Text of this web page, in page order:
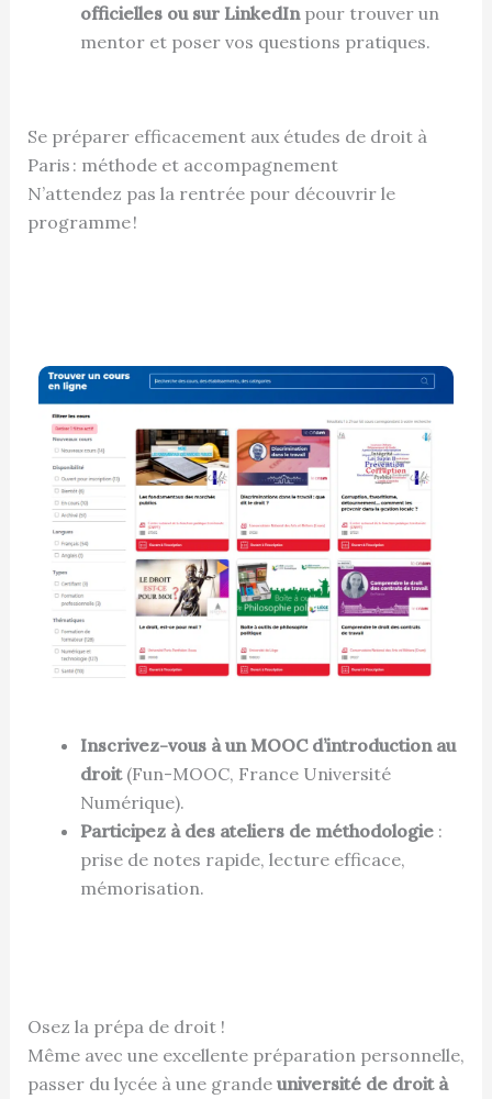
officielles ou sur LinkedInpour trouver un
mentor et poser vos questions pratiques.
Se préparer efficacement aux études de droit à
Paris : méthode et accompagnement
N’attendez pas la rentrée pour découvrir le
programme !
Inscrivez-vous à un MOOC d’introduction au
droit (Fun-MOOC, France Université
Numérique).
Participez à des ateliers de méthodologie:
prise de notes rapide, lecture efficace,
mémorisation.
Osez la prépa de droit !
Même avec une excellente préparation personnelle,
passer du lycée à une grande université de droit à